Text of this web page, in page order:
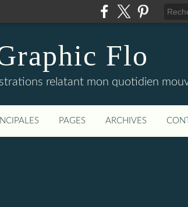
Flo
relatant mon quotidien
PAGES ARCHIVES